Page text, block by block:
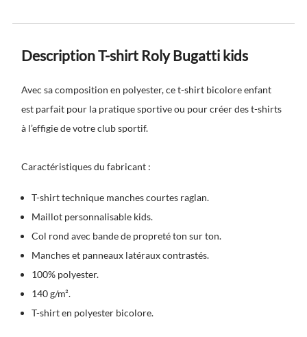
Description T-shirt Roly Bugatti kids
Avec sa composition en polyester, ce t-shirt bicolore enfant
est parfait pour la pratique sportive ou pour créer des t-shirts
à l’effigie de votre club sportif.
Caractéristiques du fabricant :
T-shirt technique manches courtes raglan.
Maillot personnalisable kids.
Col rond avec bande de propreté ton sur ton.
Manches et panneaux latéraux contrastés.
100% polyester.
140 g/m².
T-shirt en polyester bicolore.